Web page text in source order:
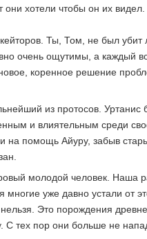
хотели чтобы он их
Ты, Том, не был
очень ощутимы, а каждый
коренное решение
из протосов.
и влиятельным среди
на помощь Айуру, забыв
молодой человек. Наша
уже давно устали от
Это порождения
тех пор они больше не